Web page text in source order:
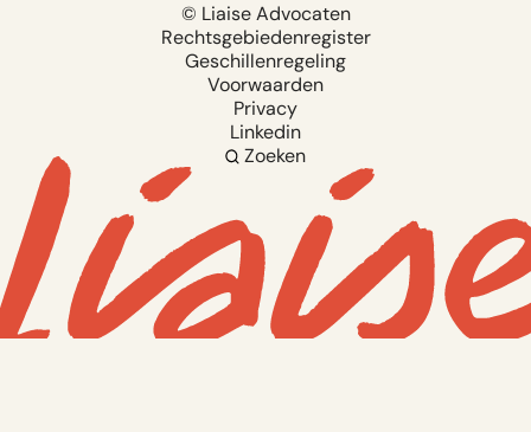
© Liaise Advocaten
Rechtsgebiedenregister
Geschillenregeling
Voorwaarden
Privacy
Linkedin
Zoeken